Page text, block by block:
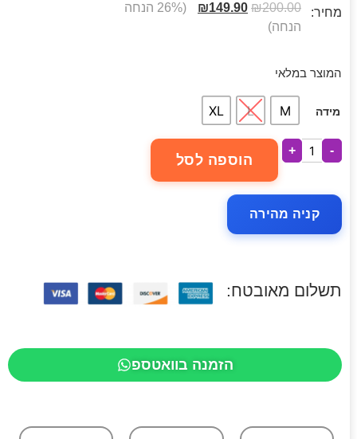
מחיר: ₪200.00
₪149.90
(26% הנחה
הנחה)
המוצר במלאי
מידה M
L
XL
-
+
הוספה לסל
קניה מהירה
תשלום מאובטח:
הזמנה בוואטספ